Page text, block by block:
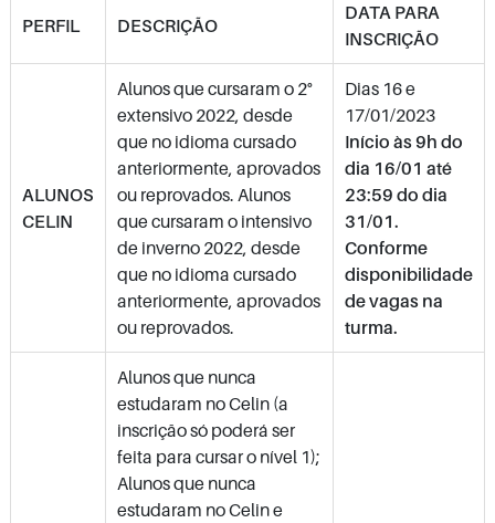
PERFIL DESCRIÇÃO
DATA PARA
INSCRIÇÃO
ALUNOS
CELIN
Alunos que cursaram o 2°
extensivo 2022, desde
que no idioma cursado
anteriormente, aprovados
ou reprovados. Alunos
que cursaram o intensivo
de inverno 2022, desde
que no idioma cursado
anteriormente, aprovados
ou reprovados.
Dias 16 e
17/01/2023
Início às 9h do
dia 16/01 até
23:59 do dia
31/01.
Conforme
disponibilidade
de vagas na
turma.
Alunos que nunca
estudaram no Celin (a
inscrição só poderá ser
feita para cursar o nível 1);
Alunos que nunca
estudaram no Celin e